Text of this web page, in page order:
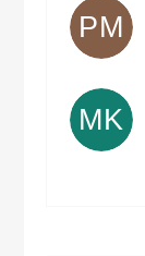
PM
MK